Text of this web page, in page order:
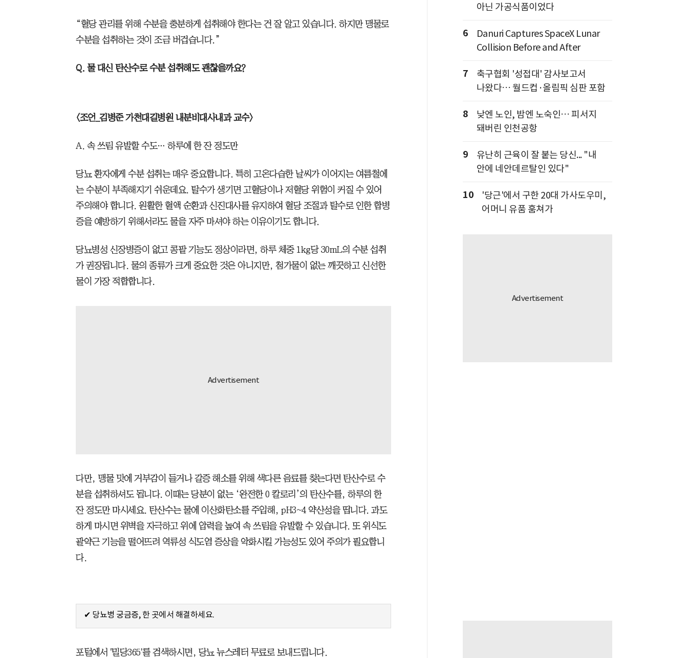
“혈당 관리를 위해 수분을 충분하게 섭취해야 한다는 건 잘 알고 있습니다. 하지만 맹물로
수분을 섭취하는 것이 조금 버겁습니다.”
Q. 물 대신 탄산수로 수분 섭취해도 괜찮을까요?
<조언_김병준 가천대길병원 내분비대사내과 교수>
A. 속 쓰림 유발할 수도… 하루에 한 잔 정도만
당뇨 환자에게 수분 섭취는 매우 중요합니다. 특히 고온다습한 날씨가 이어지는 여름철에
는 수분이 부족해지기 쉬운데요. 탈수가 생기면 고혈당이나 저혈당 위험이 커질 수 있어
주의해야 합니다. 원활한 혈액 순환과 신진대사를 유지하여 혈당 조절과 탈수로 인한 합병
증을 예방하기 위해서라도 물을 자주 마셔야 하는 이유이기도 합니다.
당뇨병성 신장병증이 없고 콩팥 기능도 정상이라면, 하루 체중 1kg당 30mL의 수분 섭취
가 권장됩니다. 물의 종류가 크게 중요한 것은 아니지만, 첨가물이 없는 깨끗하고 신선한
물이 가장 적합합니다.
다만, 맹물 맛에 거부감이 들거나 갈증 해소를 위해 색다른 음료를 찾는다면 탄산수로 수
분을 섭취하셔도 됩니다. 이때는 당분이 없는 ‘완전한 0 칼로리’의 탄산수를, 하루의 한
잔 정도만 마시세요. 탄산수는 물에 이산화탄소를 주입해, pH3~4 약산성을 띱니다. 과도
하게 마시면 위벽을 자극하고 위에 압력을 높여 속 쓰림을 유발할 수 있습니다. 또 위식도
괄약근 기능을 떨어뜨려 역류성 식도염 증상을 악화시킬 가능성도 있어 주의가 필요합니
다.
✔ 당뇨병 궁금증, 한 곳에서 해결하세요.
포털에서 '밀당365'를 검색하시면, 당뇨 뉴스레터 무료로 보내드립니다.​
아닌 가공식품이었다
6
Danuri Captures SpaceX Lunar
Collision Before and After
7
축구협회 '성접대' 감사보고서
나왔다… 월드컵·올림픽 심판 포함
8
낮엔 노인, 밤엔 노숙인… 피서지
돼버린 인천공항
9
유난히 근육이 잘 붙는 당신... "내
안에 네안데르탈인 있다"
10
'당근'에서 구한 20대 가사도우미,
어머니 유품 훔쳐가